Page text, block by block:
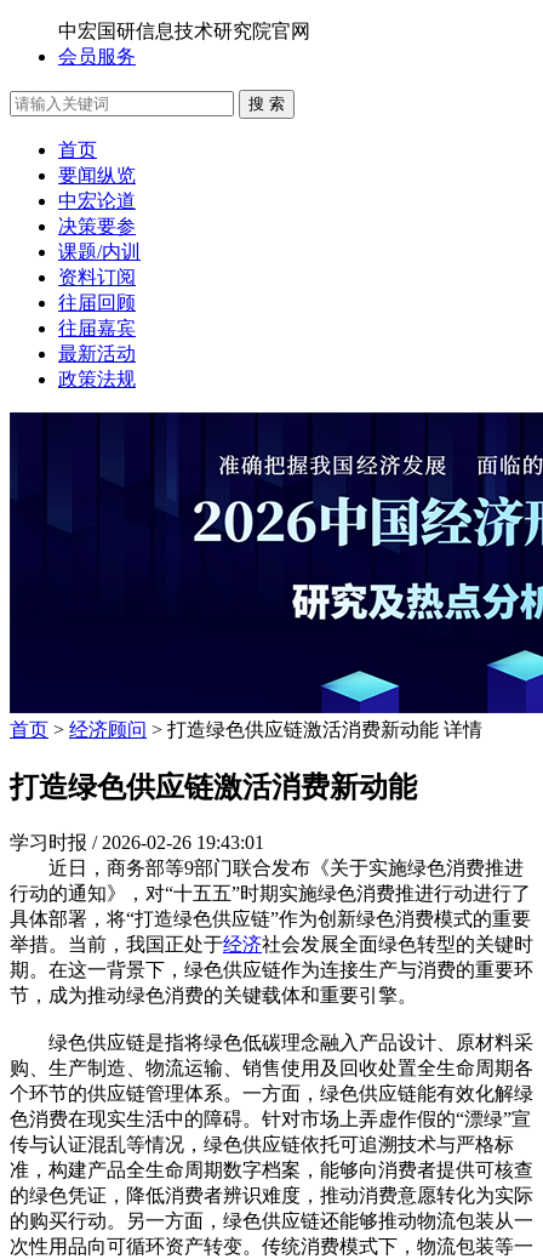
中宏国研信息技术研究院官网
会员服务
搜 索
首页
要闻纵览
中宏论道
决策要参
课题/内训
资料订阅
往届回顾
往届嘉宾
最新活动
政策法规
首页 > 经济顾问 > 打造绿色供应链激活消费新动能 详情
打造绿色供应链激活消费新动能
学习时报 / 2026-02-26 19:43:01
近日，商务部等9部门联合发布《关于实施绿色消费推进
行动的通知》，对“十五五”时期实施绿色消费推进行动进行了
具体部署，将“打造绿色供应链”作为创新绿色消费模式的重要
举措。当前，我国正处于经济社会发展全面绿色转型的关键时
期。在这一背景下，绿色供应链作为连接生产与消费的重要环
节，成为推动绿色消费的关键载体和重要引擎。
绿色供应链是指将绿色低碳理念融入产品设计、原材料采
购、生产制造、物流运输、销售使用及回收处置全生命周期各
个环节的供应链管理体系。一方面，绿色供应链能有效化解绿
色消费在现实生活中的障碍。针对市场上弄虚作假的“漂绿”宣
传与认证混乱等情况，绿色供应链依托可追溯技术与严格标
准，构建产品全生命周期数字档案，能够向消费者提供可核查
的绿色凭证，降低消费者辨识难度，推动消费意愿转化为实际
的购买行动。另一方面，绿色供应链还能够推动物流包装从一
次性用品向可循环资产转变。传统消费模式下，物流包装等一